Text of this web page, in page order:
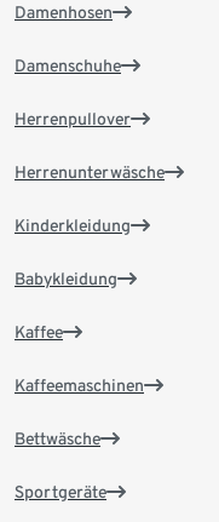
Damenhosen
Damenschuhe
Herrenpullover
Herrenunterwäsche
Kinderkleidung
Babykleidung
Kaffee
Kaffeemaschinen
Bettwäsche
Sportgeräte